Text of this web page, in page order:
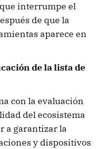
interrumpe el
de que la
aparece en
de la lista de
con la evaluación
del ecosistema
a garantizar la
y dispositivos